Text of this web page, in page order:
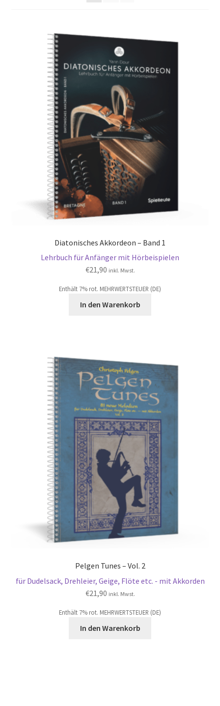
Diatonisches Akkordeon – Band 1
Lehrbuch für Anfänger mit Hörbeispielen
€21,90 inkl. Mwst.
Enthält 7% rot. MEHRWERTSTEUER (DE)
In den Warenkorb
Pelgen Tunes – Vol. 2
für Dudelsack, Drehleier, Geige, Flöte etc. - mit Akkorden
€21,90 inkl. Mwst.
Enthält 7% rot. MEHRWERTSTEUER (DE)
In den Warenkorb